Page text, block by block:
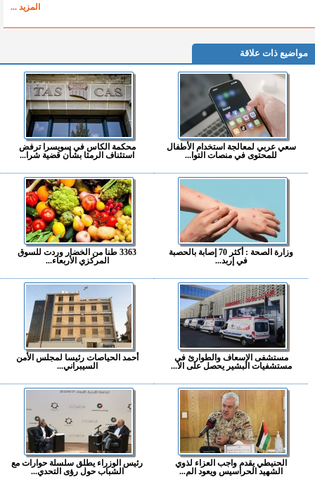
المزيد ...
مواضيع ذات علاقة
سعي عربي لمعالجة استخدام الأطفال
للمحتوى في منصات التوا...
محكمة الكاس في سويسرا ترفض
استئناف الرمثا بشأن قضية شرا...
وزارة الصحة : أكثر 70 إصابة بالحصبة
في إربد...
3363 طنا من الخضار وردت للسوق
المركزي الأربعاء...
مستشفى الإسعاف والطوارئ في
مستشفيات البشير يحصل على الا...
أحمد الحياصات رئيسا لمجلس الأمن
السيبراني...
الحنيطي يقدم واجب العزاء لذوي
الشهيد الحراسيس ويعود الم...
رئيس الوزراء يطلق سلسلة حوارات مع
الشباب حول رؤى التحدي...